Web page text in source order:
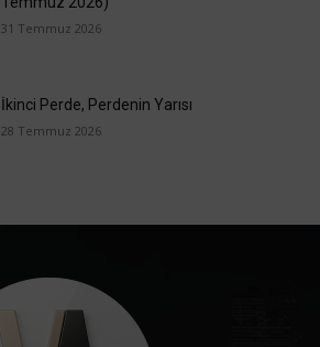
31 Temmuz 2026
İkinci Perde, Perdenin Yarısı
28 Temmuz 2026